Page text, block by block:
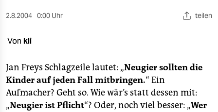
wahrheit
verlag
verlag
veranstaltungen
2.8.2004 0:00 Uhr teilen
Von kli
Jan Freys Schlagzeile lautet: „Neugier sollten die
Kinder auf jeden Fall mitbringen.“ Ein
Aufmacher? Geht so. Wie wär’s statt dessen mit:
„Neugier ist Pflicht“? Oder, noch viel besser: „Wer